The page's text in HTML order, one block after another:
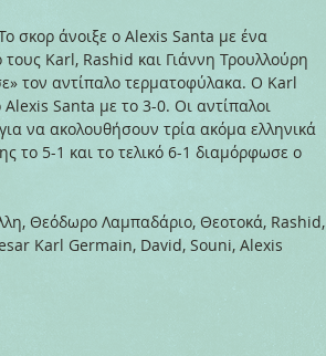
σκορ άνοιξε ο Alexis Santa με ένα
Karl, Rashid και Γιάννη Τρουλλούρη
τον αντίπαλο τερματοφύλακα. Ο Karl
Santa με το 3-0. Οι αντίπαλοι
να ακολουθήσουν τρία ακόμα ελληνικά
το 5-1 και το τελικό 6-1 διαμόρφωσε ο
Θεόδωρο Λαμπαδάριο, Θεοτοκά, Rashid,
Karl Germain, David, Souni, Alexis